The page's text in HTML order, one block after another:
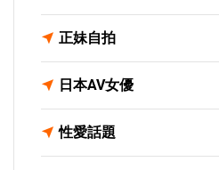
正妹自拍
日本AV女優
性愛話題